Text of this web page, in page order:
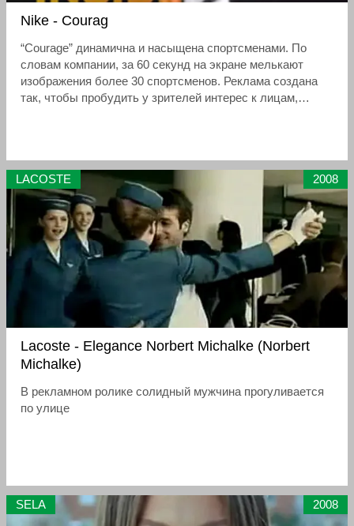
Nike - Courag
“Courage” динамична и насыщена спортсменами. По
словам компании, за 60 секунд на экране мелькают
изображения более 30 спортсменов. Реклама создана
так, чтобы пробудить у зрителей интерес к лицам,
LACOSTE 2008
Lacoste - Elegance Norbert Michalke (Norbert
Michalke)
В рекламном ролике солидный мужчина прогуливается
по улице
SELA 2008